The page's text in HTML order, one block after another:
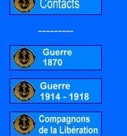
---------